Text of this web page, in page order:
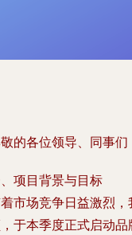
的各位领导、同事们
项目背景与目标
市场竞争日益激烈
于本季度正式启动